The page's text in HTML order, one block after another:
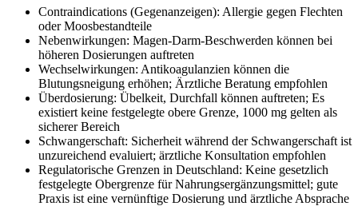
Contraindications (Gegenanzeigen): Allergie gegen Flechten
oder Moosbestandteile
Nebenwirkungen: Magen-Darm-Beschwerden können bei
höheren Dosierungen auftreten
Wechselwirkungen: Antikoagulanzien können die
Blutungsneigung erhöhen; Ärztliche Beratung empfohlen
Überdosierung: Übelkeit, Durchfall können auftreten; Es
existiert keine festgelegte obere Grenze, 1000 mg gelten als
sicherer Bereich
Schwangerschaft: Sicherheit während der Schwangerschaft ist
unzureichend evaluiert; ärztliche Konsultation empfohlen
Regulatorische Grenzen in Deutschland: Keine gesetzlich
festgelegte Obergrenze für Nahrungsergänzungsmittel; gute
Praxis ist eine vernünftige Dosierung und ärztliche Absprache